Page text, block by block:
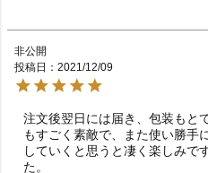
非公開
投稿日
2021/12/09
注文後翌日には届き、包装もと
もすごく素敵で、また使い勝手
していくと思うと凄く楽しみで
た。